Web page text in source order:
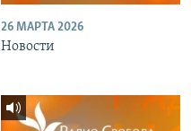
26 МАРТА 2026
Новости